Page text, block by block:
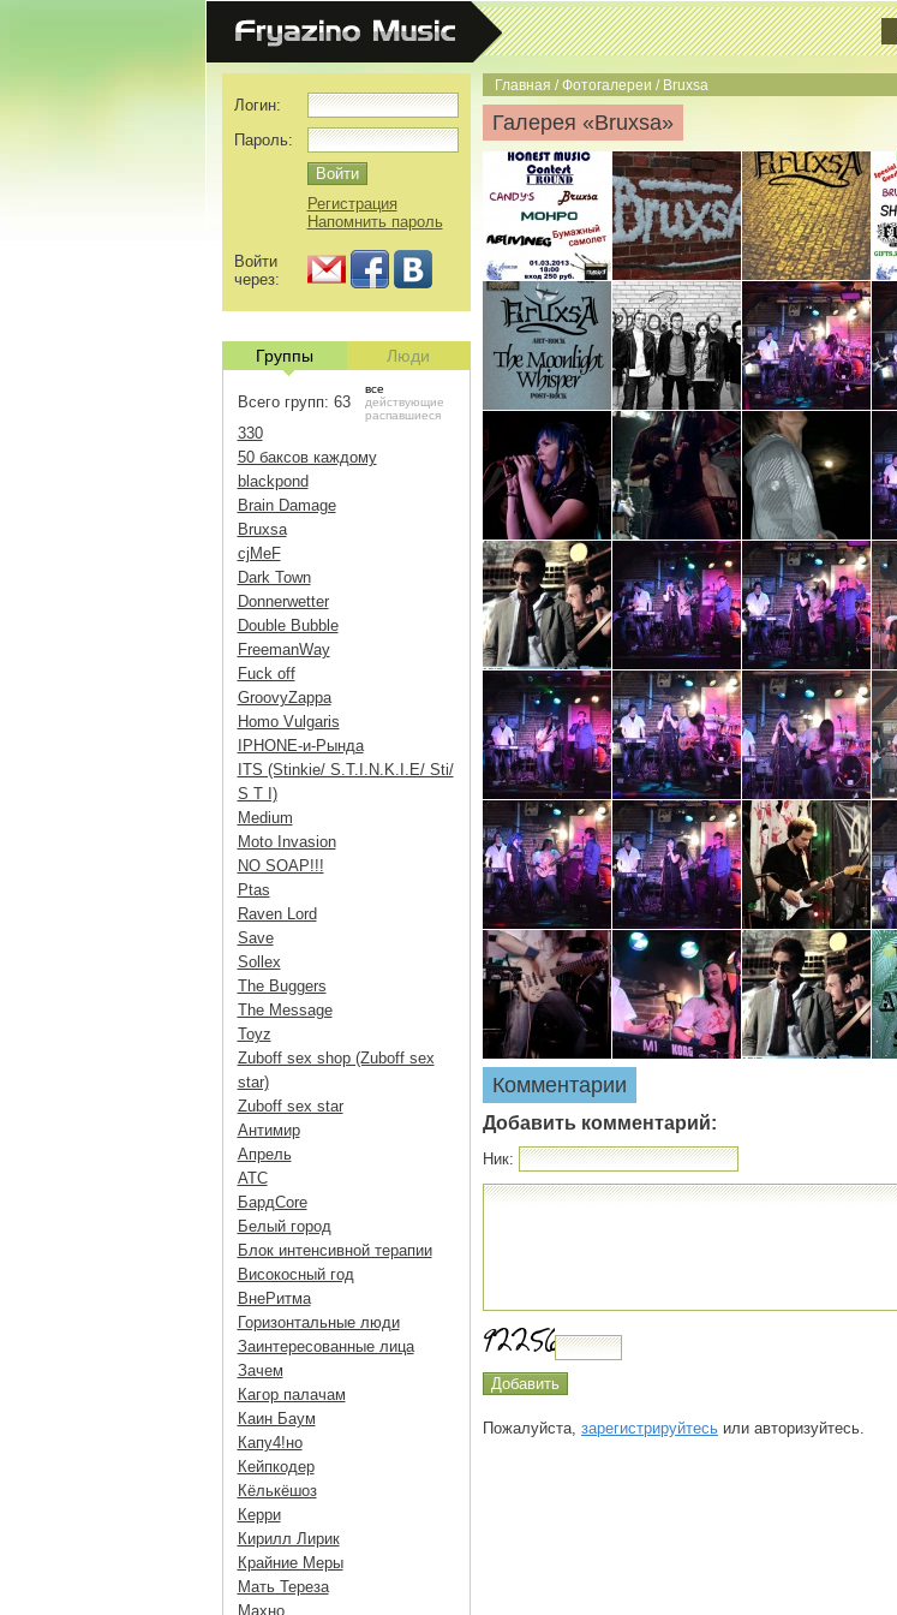
Главная /Фотогалереи / Bruxsa
Галерея «Bruxsa»
Комментарии
Добавить комментарий:
Ник:
Пожалуйста, зарегистрируйтесь или авторизуйтесь.
Логин:
Пароль:
Регистрация
Напомнить пароль
Войти
через:
Группы Люди
Всего групп: 63
все
действующие
распавшиеся
330
50 баксов каждому
blackpond
Brain Damage
Bruxsa
cjMeF
Dark Town
Donnerwetter
Double Bubble
FreemanWay
Fuck off
GroovyZappa
Homo Vulgaris
IPHONE-и-Рында
ITS (Stinkie/ S.T.I.N.K.I.E/ Sti/
S T I)
Medium
Moto Invasion
NO SOAP!!!
Ptas
Raven Lord
Save
Sollex
The Buggers
The Message
Toyz
Zuboff sex shop (Zuboff sex
star)
Zuboff sex star
Антимир
Апрель
АТС
БардCore
Белый город
Блок интенсивной терапии
Високосный год
ВнеРитма
Горизонтальные люди
Заинтересованные лица
Зачем
Кагор палачам
Каин Баум
Капу4!но
Кейпкодер
Кёлькёшоз
Керри
Кирилл Лирик
Крайние Меры
Мать Тереза
Махно